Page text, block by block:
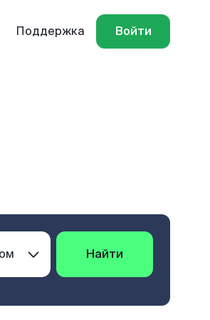
Поддержка Войти
Найти